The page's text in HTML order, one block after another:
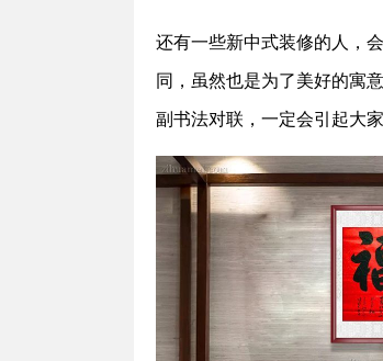
还有一些新中式装修的人，
同，虽然也是为了美好的寓
副书法对联，一定会引起大家